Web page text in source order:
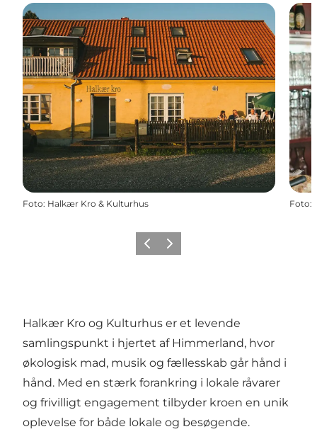
Foto: Halkær Kro & Kulturhus Foto:
ForrigeNæste
Halkær Kro og Kulturhus er et levende
samlingspunkt i hjertet af Himmerland, hvor
økologisk mad, musik og fællesskab går hånd i
hånd. Med en stærk forankring i lokale råvarer
og frivilligt engagement tilbyder kroen en unik
oplevelse for både lokale og besøgende.